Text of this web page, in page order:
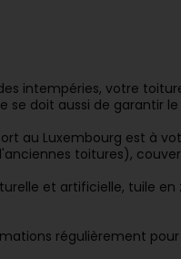
intempéries, votre
doit aussi de garantir
au Luxembourg est à
toitures),
et artificielle, tuile
régulièrement